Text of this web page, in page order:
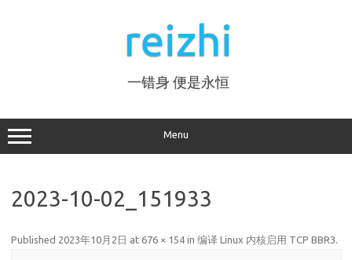
reizhi
一错身 便是永恒
Menu
2023-10-02_151933
Published 2023年10月2日 at 676 × 154 in 编译 Linux 内核启用 TCP BBR3.